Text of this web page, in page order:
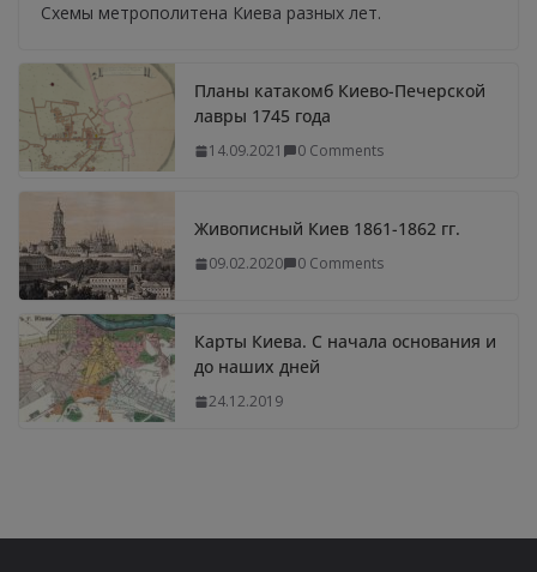
Схемы метрополитена Киева разных лет.
Планы катакомб Киево-Печерской
лавры 1745 года
14.09.2021 0 Comments
Живописный Киев 1861-1862 гг.
09.02.2020 0 Comments
Карты Киева. С начала основания и
до наших дней
24.12.2019